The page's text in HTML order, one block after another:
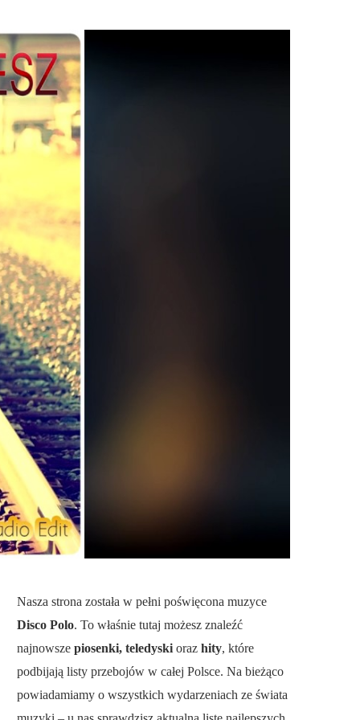
Nasza strona została w pełni poświęcona muzyce
Disco Polo. To właśnie tutaj możesz znaleźć
najnowsze piosenki, teledyski oraz hity, które
podbijają listy przebojów w całej Polsce. Na bieżąco
powiadamiamy o wszystkich wydarzeniach ze świata